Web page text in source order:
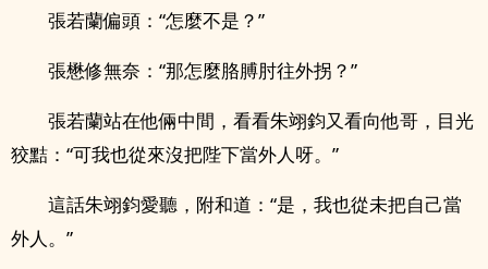
張若蘭偏頭：“怎麼不是？”
張懋修無奈：“那怎麼胳膊肘往外拐？”
張若蘭站在他倆中間，看看朱翊鈞又看向他哥，目光
狡黠：“可我也從來沒把陛下當外人呀。”
這話朱翊鈞愛聽，附和道：“是，我也從未把自己當
外人。”